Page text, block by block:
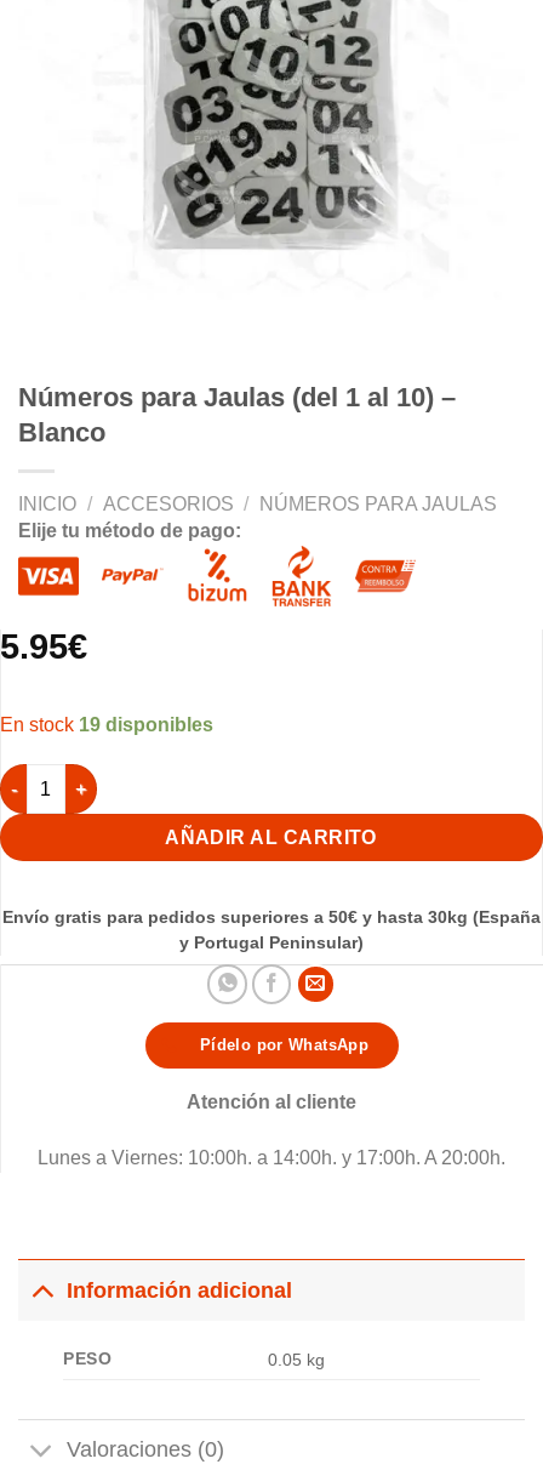
Números para Jaulas (del 1 al 10) –
Blanco
INICIO / ACCESORIOS /
NÚMEROS PARA JAULAS
Elije tu método de pago:
5.95€
19 disponibles
Números para Jaulas (del 1 al 10) - Blanco cantidad
AÑADIR AL CARRITO
Envío gratis para pedidos superiores a 50€ y hasta 30kg (España
y Portugal Peninsular)
Pídelo por WhatsApp
Atención al cliente
Lunes a Viernes: 10:00h. a 14:00h. y 17:00h. A 20:00h.
Información adicional
PESO 0.05 kg
Valoraciones (0)